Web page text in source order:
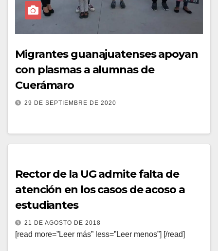
Migrantes guanajuatenses apoyan
con plasmas a alumnas de
Cuerámaro
29 DE SEPTIEMBRE DE 2020
Rector de la UG admite falta de
atención en los casos de acoso a
estudiantes
21 DE AGOSTO DE 2018
[read more=”Leer más” less=”Leer menos”] [/read]